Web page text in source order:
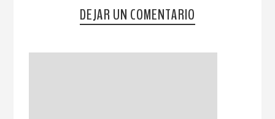
DEJAR UN COMENTARIO